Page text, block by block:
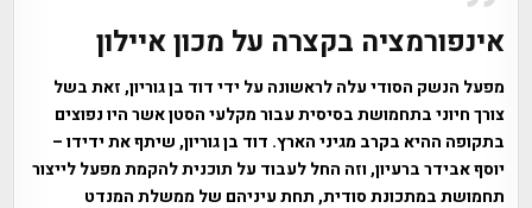
אינפורמציה בקצרה על מכון איילון
מפעל הנשק הסודי עלה לראשונה על ידי דוד בן גוריון, זאת בשל
צורך חיוני בתחמושת בסיסית עבור מקלעי הסטן אשר היו נפוצים
בתקופה ההיא בקרב מגיני הארץ. דוד בן גוריון, שיתף את ידידו –
יוסף אבידר ברעיון, וזה החל לעבוד על תוכנית להקמת מפעל לייצור
תחמושת במתכונת סודית, תחת עיניהם של ממשלת המנדט